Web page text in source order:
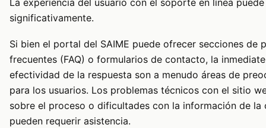
significativamente.
Si bien el portal del SAIME puede ofrecer secciones de
frecuentes (FAQ) o formularios de contacto, la
efectividad de la respuesta son a menudo áreas de
para los usuarios. Los problemas técnicos con el sitio
sobre el proceso o dificultades con la información de la
pueden requerir asistencia.